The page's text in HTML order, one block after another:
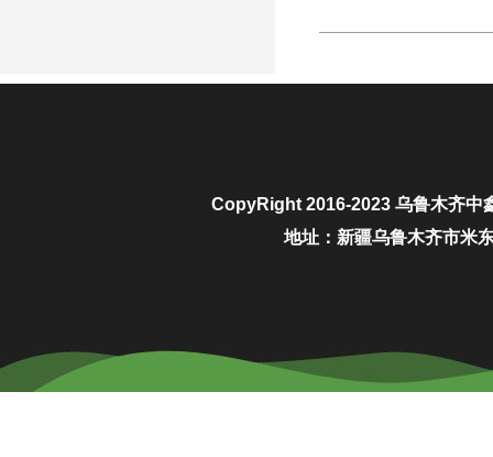
CopyRight 2016-2023 乌鲁木齐中
地址：新疆乌鲁木齐市米